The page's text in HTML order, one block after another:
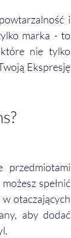
i
marka - to
nie tylko
Ekspresję
spełnić
otaczających
aby dodać